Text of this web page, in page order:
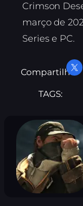
Crimson
março de
Series e PC.
Compartilhe:
TAGS: